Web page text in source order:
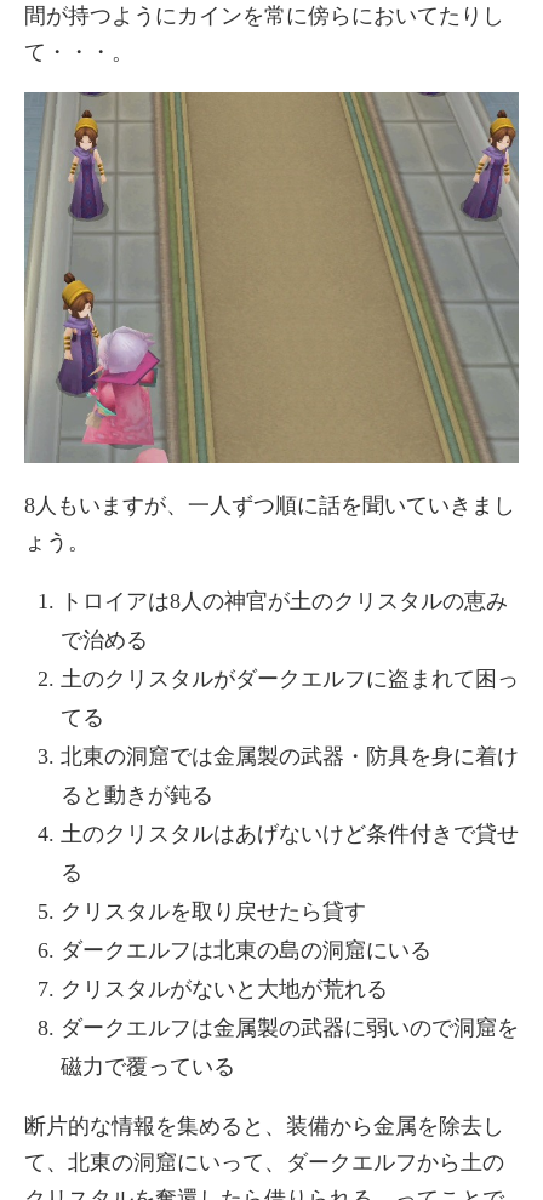
間が持つようにカインを常に傍らにおいてたりし
て・・・。
8人もいますが、一人ずつ順に話を聞いていきまし
ょう。
トロイアは8人の神官が土のクリスタルの恵み
で治める
土のクリスタルがダークエルフに盗まれて困っ
てる
北東の洞窟では金属製の武器・防具を身に着け
ると動きが鈍る
土のクリスタルはあげないけど条件付きで貸せ
る
クリスタルを取り戻せたら貸す
ダークエルフは北東の島の洞窟にいる
クリスタルがないと大地が荒れる
ダークエルフは金属製の武器に弱いので洞窟を
磁力で覆っている
断片的な情報を集めると、装備から金属を除去し
て、北東の洞窟にいって、ダークエルフから土の